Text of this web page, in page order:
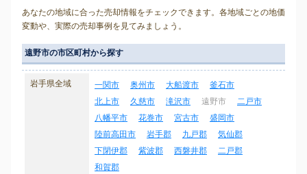
あなたの地域に合った売却情報をチェックできます。各地域ごとの地価
変動や、実際の売却事例を見てみましょう。
遠野市の市区町村から探す
岩手県全域 一関市 奥州市 大船渡市
釜石市
北上市
久慈市 滝沢市 遠野市
二戸市
八幡平市
花巻市 宮古市
盛岡市
陸前高田市
岩手郡 九戸郡
気仙郡
下閉伊郡
紫波郡 西磐井郡
二戸郡
和賀郡